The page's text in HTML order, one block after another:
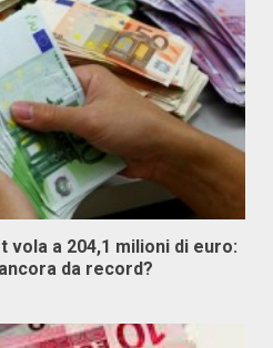
vola a 204,1 milioni di euro:
da record?